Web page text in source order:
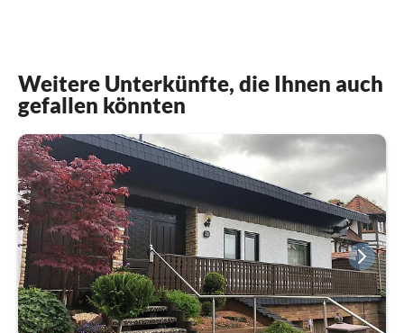
Weitere Unterkünfte, die Ihnen auch
gefallen könnten